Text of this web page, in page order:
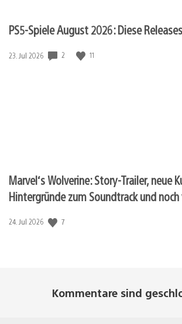
PS5-Spiele August 2026: Diese
Veröffentlichungsdatum:
23. Jul 2026 2 11
Marvel‘s Wolverine: Story-Trailer, neue
Hintergründe zum Soundtrack und
Veröffentlichungsdatum:
24. Jul 2026 7
Kommentare sind